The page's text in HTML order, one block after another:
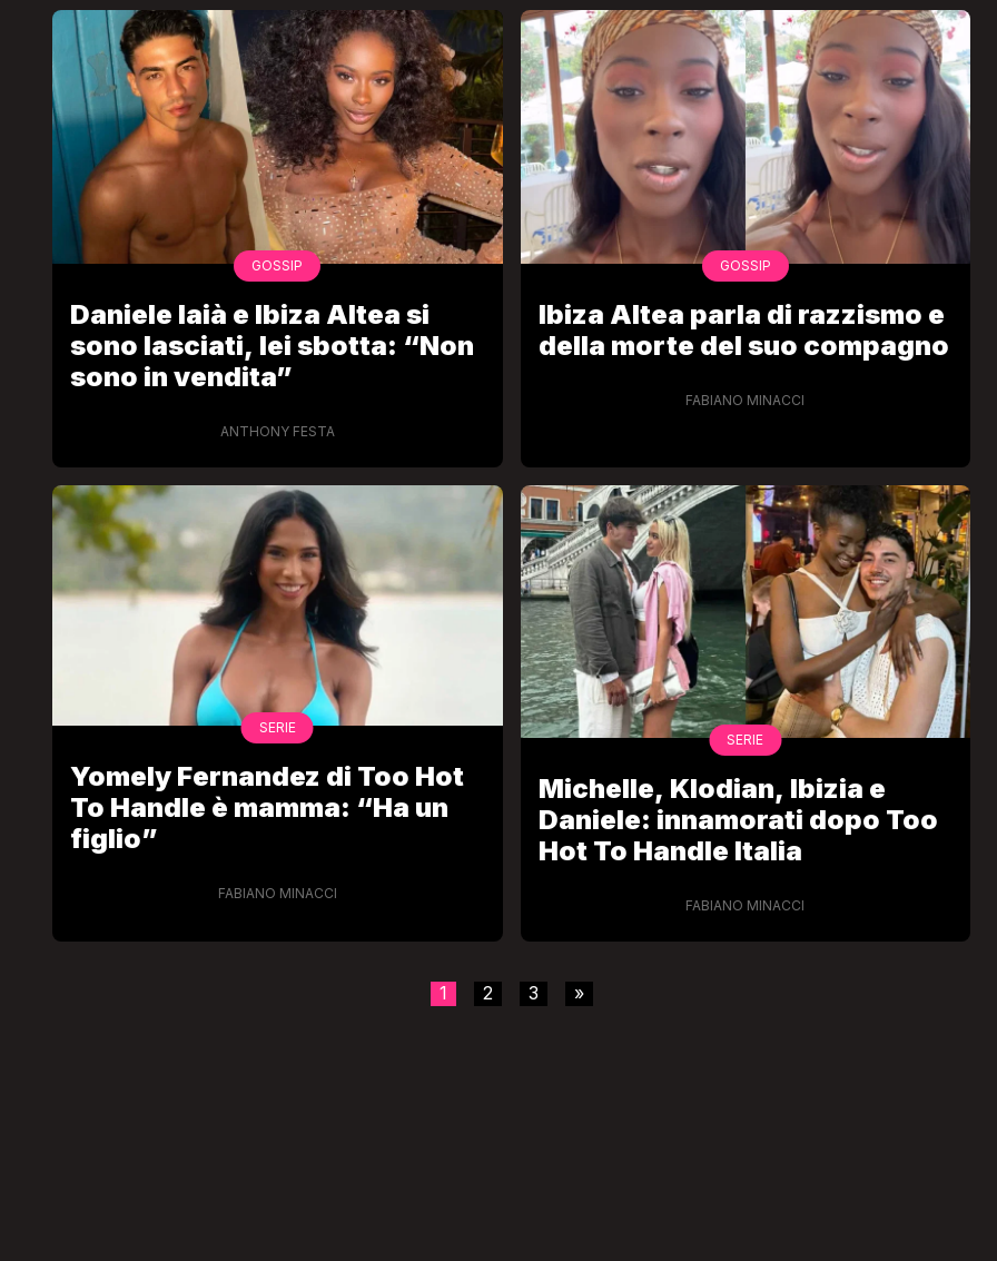
GOSSIP
Daniele Iaià e Ibiza Altea si
sono lasciati, lei sbotta: “Non
sono in vendita”
ANTHONY FESTA
GOSSIP
Ibiza Altea parla di razzismo e
della morte del suo compagno
FABIANO MINACCI
SERIE
Yomely Fernandez di Too Hot
To Handle è mamma: “Ha un
figlio”
FABIANO MINACCI
SERIE
Michelle, Klodian, Ibizia e
Daniele: innamorati dopo Too
Hot To Handle Italia
FABIANO MINACCI
1 2 3 »